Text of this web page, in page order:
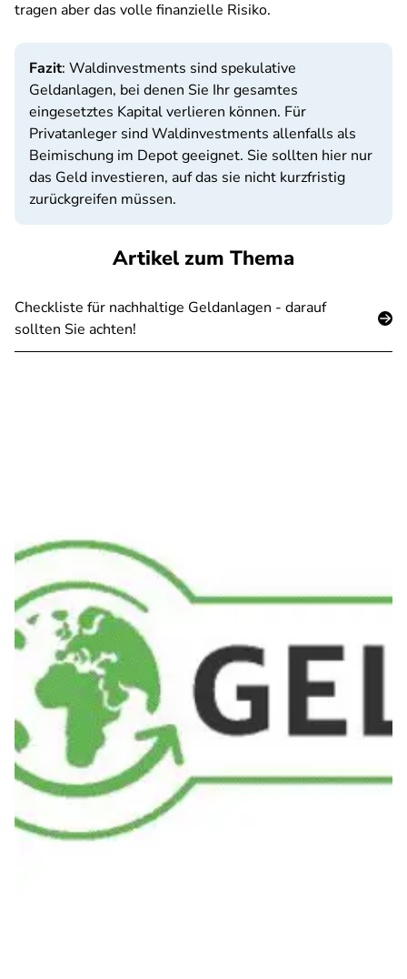
tragen aber das volle finanzielle Risiko.
Fazit: Waldinvestments sind spekulative
Geldanlagen, bei denen Sie Ihr gesamtes
eingesetztes Kapital verlieren können. Für
Privatanleger sind Waldinvestments allenfalls als
Beimischung im Depot geeignet. Sie sollten hier nur
das Geld investieren, auf das sie nicht kurzfristig
zurückgreifen müssen.
Artikel zum Thema
Checkliste für nachhaltige Geldanlagen - darauf
sollten Sie achten!